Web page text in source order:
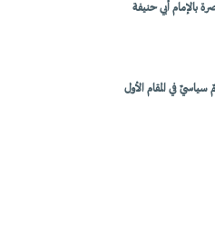
بالإمام أبي حنيفة
سياسيٌ في المقام الأول